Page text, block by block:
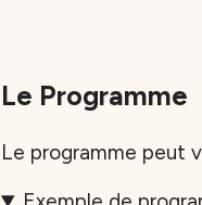
Le Programme
Le programme peut